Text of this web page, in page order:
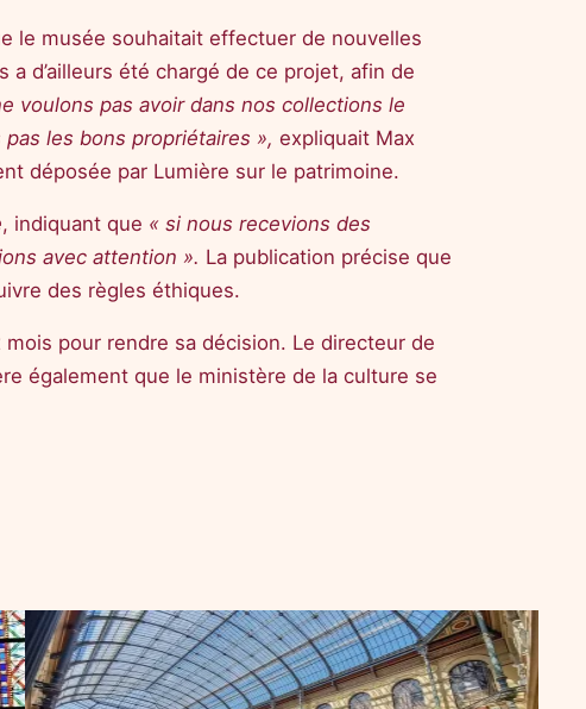
le musée souhaitait effectuer de nouvelles
d’ailleurs été chargé de ce projet, afin de
voulons pas avoir dans nos collections le
les bons propriétaires », expliquait Max
déposée par Lumière sur le patrimoine.
, indiquant que « si nous recevions des
avec attention ». La publication précise que
des règles éthiques.
pour rendre sa décision. Le directeur de
également que le ministère de la culture se